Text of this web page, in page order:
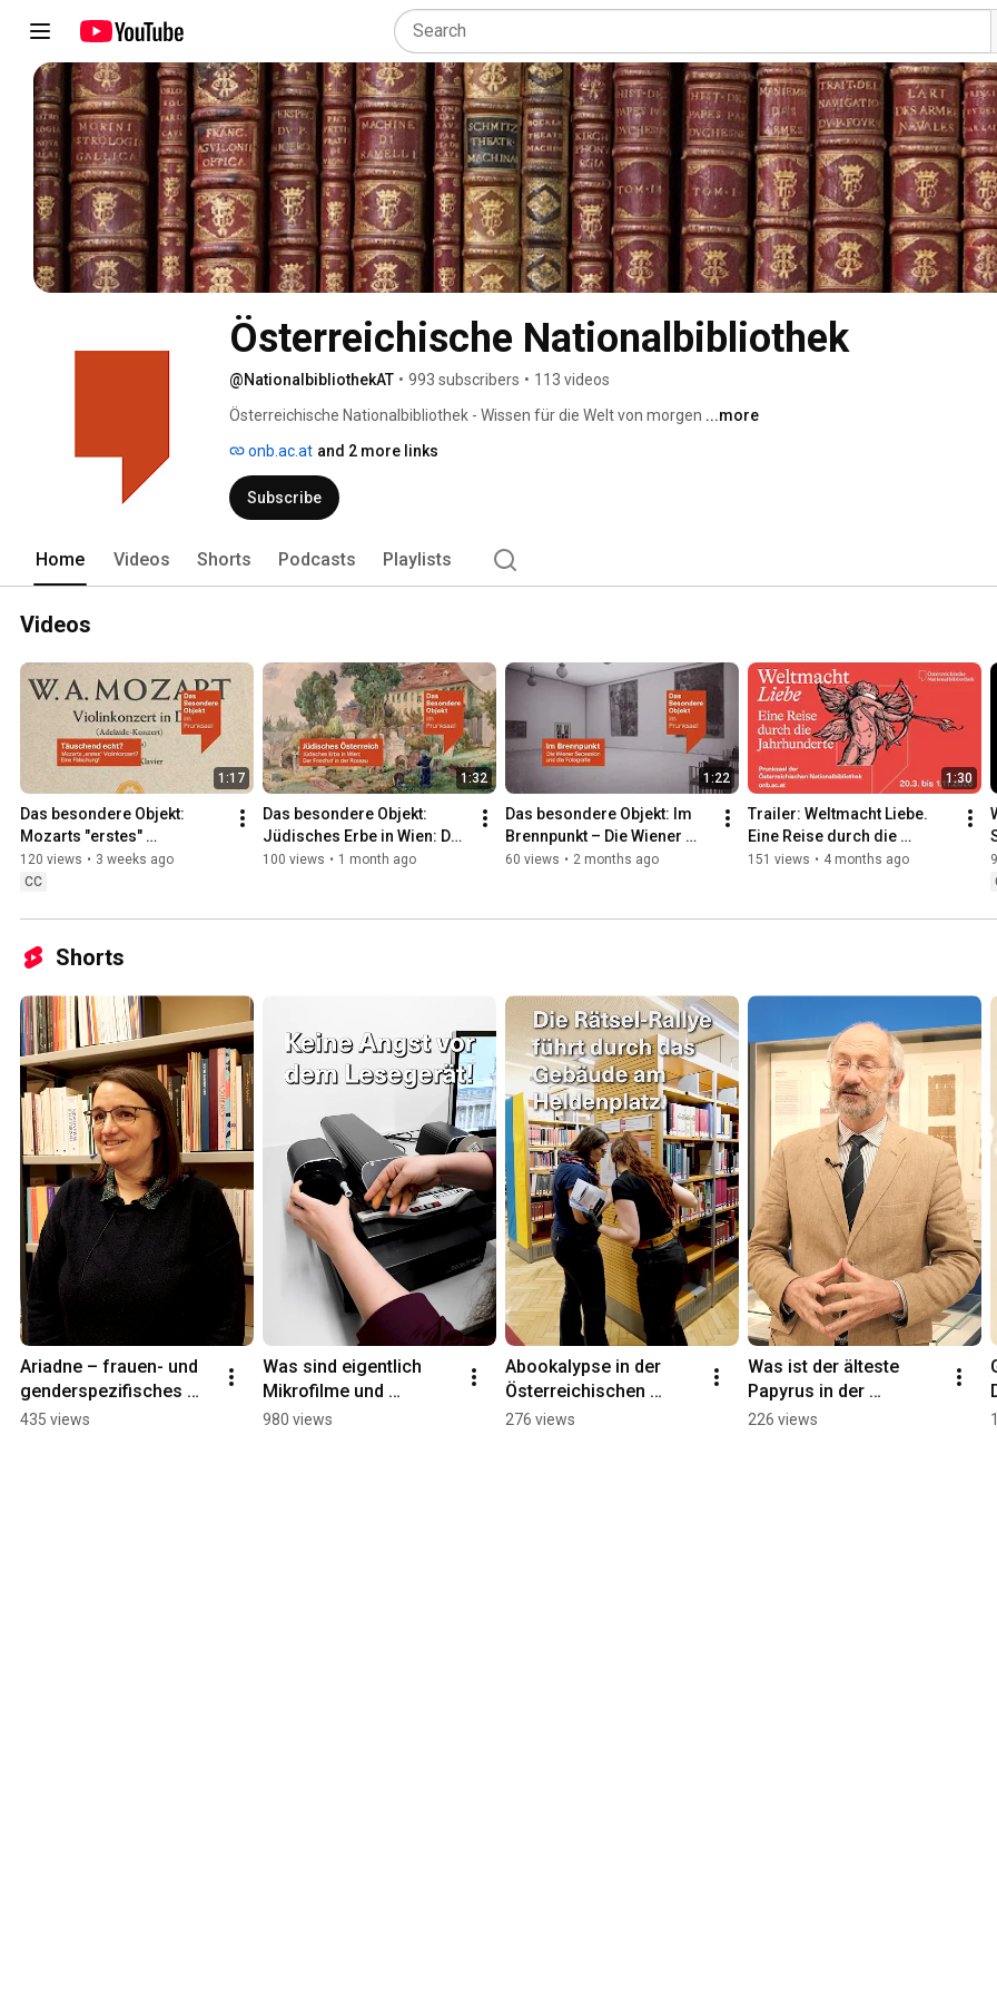
Österreichische Nationalbibliothek
@NationalbibliothekAT • 993 subscribers • 113 videos
Österreichische Nationalbibliothek - Wissen für die Welt von morgen ...more
onb.ac.at and 2 more links
Subscribe
Home Videos Shorts Podcasts Playlists
Videos
1:17
Das besondere Objekt:
Mozarts "erstes"
Violinkonzert? Eine
Fälschung!
120 views • 3 weeks ago
CC
1:32
Das besondere Objekt:
Jüdisches Erbe in Wien: Der
Friedhof in der Rossau
100 views • 1 month ago
1:22
Das besondere Objekt: Im
Brennpunkt – Die Wiener
Secession und die
60 views • 2 months ago
1:30
Trailer: Weltmacht Liebe.
Eine Reise durch die
Jahrhunderte
151 views • 4 months ago
Shorts
Ariadne – frauen- und
genderspezifisches
Wissensportal
435 views
Was sind eigentlich
Mikrofilme und
Mikrofiches?
980 views
Abookalypse in der
Österreichischen
Nationalbibliothek
276 views
Was ist der älteste
Papyrus in der
Sonderausstellung?
226 views